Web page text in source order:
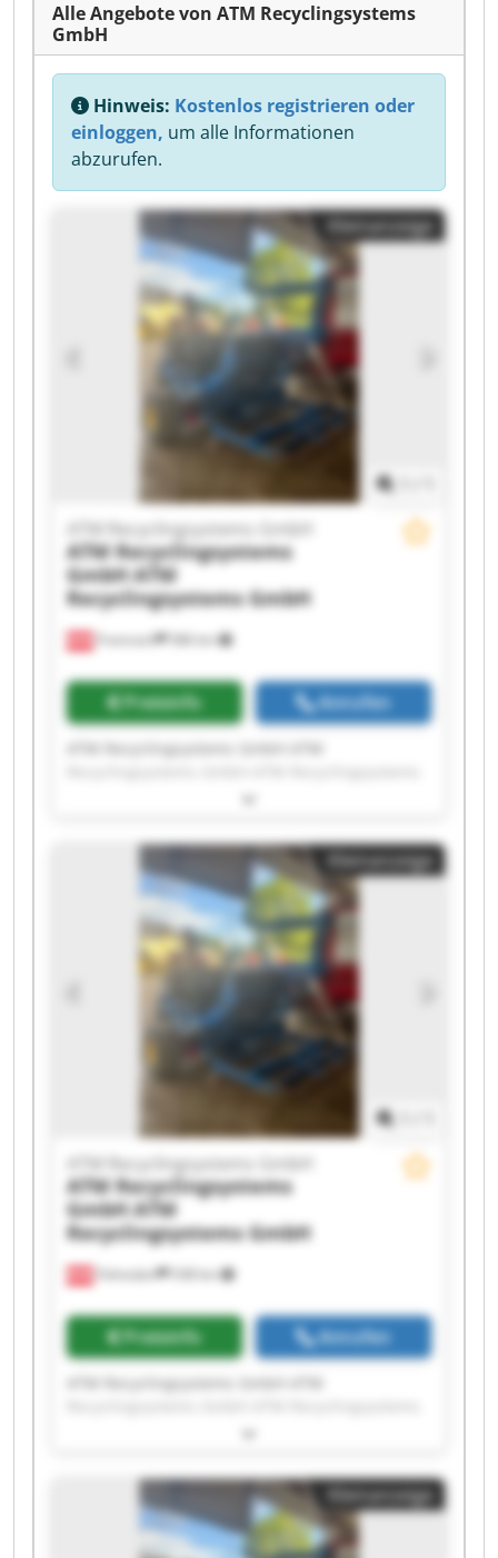
Alle Angebote von ATM Recyclingsystems
GmbH
Hinweis: Kostenlos registrieren oder
einloggen, um alle Informationen
abzurufen.
Kleinanzeige
586 km
ATM Recyclingsystems GmbH
ATM Recyclingsystems
GmbHATM
Recyclingsystems GmbH
Preisinfo Anrufen
ATM Recyclingsystems GmbH ATM
GmbH ATM Recyclingsystems GmbH ATM
GmbH ATM Recyclingsystems GmbH ATM
Recyclingsystems GmbH ATM Recyclingsystems
GmbH ATM Recyclingsystems GmbH ATM
Recyclingsystems GmbH ATM Recyclingsystems
GmbH ATM Recyclingsystems GmbH ATM
Recyclingsystems GmbH ATM Recyclingsystems
GmbH ATM Recyclingsystems GmbH ATM
Recyclingsystems GmbH ATM Recyclingsystems
GmbH ATM Recyclingsystems GmbH ATM
Recyclingsystems GmbH
Kleinanzeige
538 km
ATM Recyclingsystems GmbH
ATM Recyclingsystems
GmbHATM
Recyclingsystems GmbH
Preisinfo Anrufen
ATM Recyclingsystems GmbH ATM
GmbH ATM Recyclingsystems GmbH ATM
GmbH ATM Recyclingsystems GmbH ATM
Recyclingsystems GmbH ATM Recyclingsystems
GmbH ATM Recyclingsystems GmbH ATM
Recyclingsystems GmbH ATM Recyclingsystems
Kleinanzeige